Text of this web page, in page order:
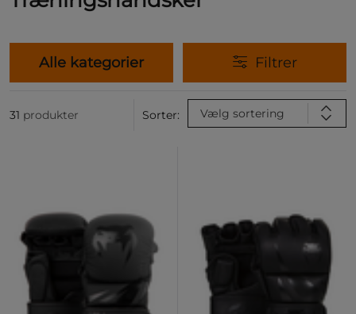
Alle kategorier Filtrer
31 produkter Sorter: Vælg sortering